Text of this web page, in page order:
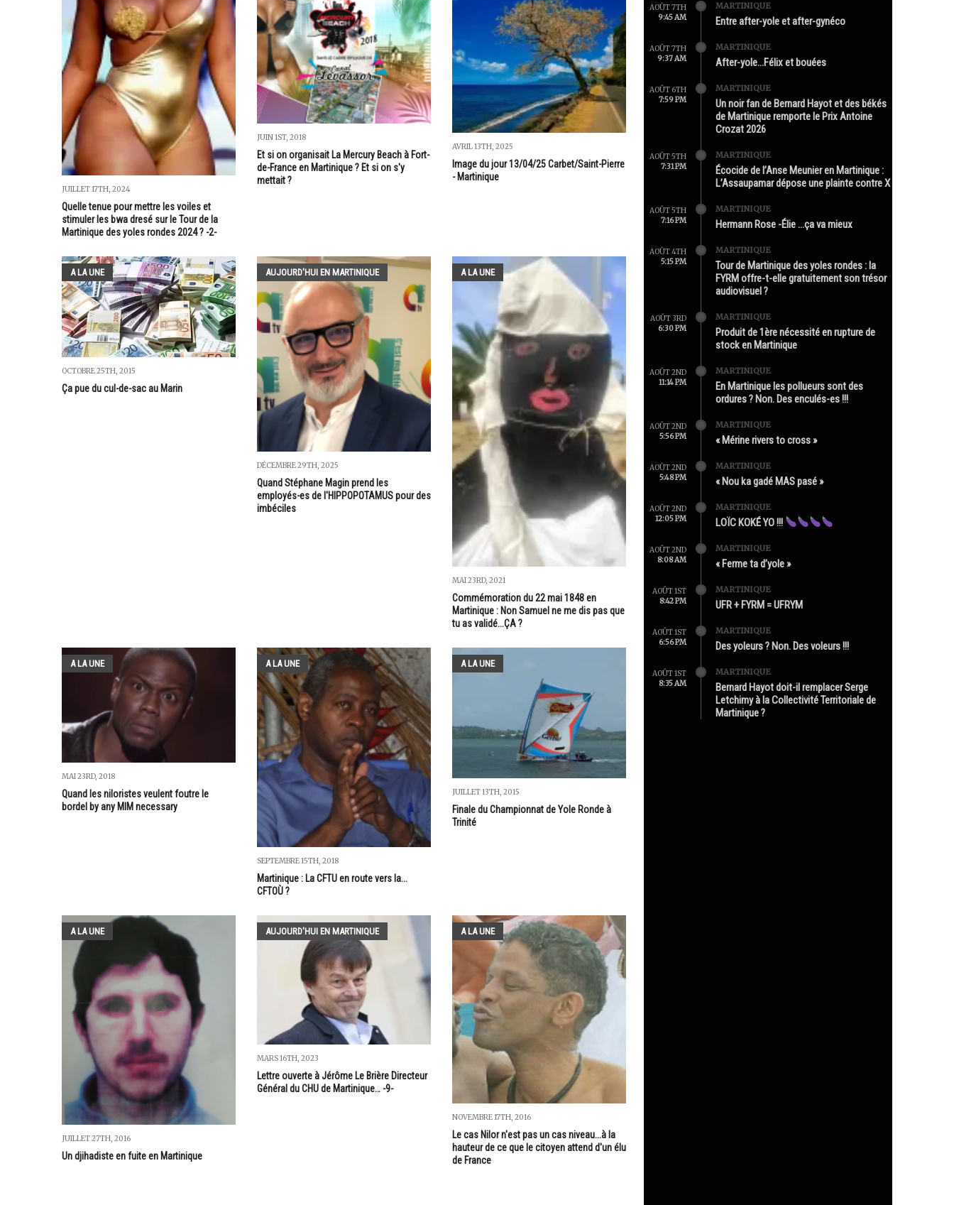
JUILLET 17TH, 2024
Quelle tenue pour mettre les voiles et
stimuler les bwa dresé sur le Tour de la
Martinique des yoles rondes 2024 ? -2-
JUIN 1ST, 2018
Et si on organisait La Mercury Beach à Fort-
de-France en Martinique ? Et si on s'y
mettait ?
AVRIL 13TH, 2025
Image du jour 13/04/25 Carbet/Saint-Pierre
- Martinique
A LA UNE
OCTOBRE 25TH, 2015
Ça pue du cul-de-sac au Marin
AUJOURD'HUI EN MARTINIQUE
DÉCEMBRE 29TH, 2025
Quand Stéphane Magin prend les
employés-es de l'HIPPOPOTAMUS pour des
imbéciles
A LA UNE
MAI 23RD, 2021
Commémoration du 22 mai 1848 en
Martinique : Non Samuel ne me dis pas que
tu as validé...ÇA ?
A LA UNE
MAI 23RD, 2018
Quand les niloristes veulent foutre le
bordel by any MIM necessary
A LA UNE
SEPTEMBRE 15TH, 2018
Martinique : La CFTU en route vers la...
CFTOÙ ?
A LA UNE
JUILLET 13TH, 2015
Finale du Championnat de Yole Ronde à
Trinité
A LA UNE
JUILLET 27TH, 2016
Un djihadiste en fuite en Martinique
AUJOURD'HUI EN MARTINIQUE
MARS 16TH, 2023
Lettre ouverte à Jérôme Le Brière Directeur
Général du CHU de Martinique… -9-
A LA UNE
NOVEMBRE 17TH, 2016
Le cas Nilor n'est pas un cas niveau...à la
hauteur de ce que le citoyen attend d'un élu
de France
AOÛT 7TH
9:45 AM
MARTINIQUE
Entre after-yole et after-gynéco
AOÛT 7TH
9:37 AM
MARTINIQUE
After-yole…Félix et bouées
AOÛT 6TH
7:59 PM
MARTINIQUE
Un noir fan de Bernard Hayot et des békés
de Martinique remporte le Prix Antoine
Crozat 2026
AOÛT 5TH
7:31 PM
MARTINIQUE
Écocide de l’Anse Meunier en Martinique :
L’Assaupamar dépose une plainte contre X
AOÛT 5TH
7:16 PM
MARTINIQUE
Hermann Rose -Élie …ça va mieux
AOÛT 4TH
5:15 PM
MARTINIQUE
Tour de Martinique des yoles rondes : la
FYRM offre-t-elle gratuitement son trésor
audiovisuel ?
AOÛT 3RD
6:30 PM
MARTINIQUE
Produit de 1ère nécessité en rupture de
stock en Martinique
AOÛT 2ND
11:14 PM
MARTINIQUE
En Martinique les pollueurs sont des
ordures ? Non. Des enculés-es !!!
AOÛT 2ND
5:56 PM
MARTINIQUE
« Mérine rivers to cross »
AOÛT 2ND
5:48 PM
MARTINIQUE
« Nou ka gadé MAS pasé »
AOÛT 2ND
12:05 PM
MARTINIQUE
LOÏC KOKÉ YO !!!
AOÛT 2ND
8:08 AM
MARTINIQUE
« Ferme ta d’yole »
AOÛT 1ST
8:42 PM
MARTINIQUE
UFR + FYRM = UFRYM
AOÛT 1ST
6:56 PM
MARTINIQUE
Des yoleurs ? Non. Des voleurs !!!
AOÛT 1ST
8:35 AM
MARTINIQUE
Bernard Hayot doit-il remplacer Serge
Letchimy à la Collectivité Territoriale de
Martinique ?